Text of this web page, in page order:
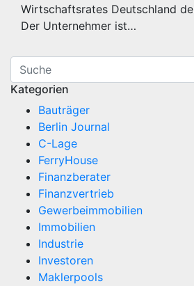
Wirtschaftsrates Deutschland
Der Unternehmer ist…
Kategorien
Bauträger
Berlin Journal
C-Lage
FerryHouse
Finanzberater
Finanzvertrieb
Gewerbeimmobilien
Immobilien
Industrie
Investoren
Maklerpools